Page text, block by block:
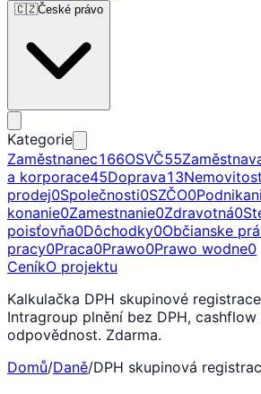
🇨🇿České právo
Kategorie
Zaměstnanec166OSVČ55
a korporace45Doprava13
prodej0Společnosti0SZČO0
konanie0Zamestnanie0Zdravotná0
poisťovňa0Dôchodky0Občianske
pracy0Praca0Prawo0Prawo wodne0
CeníkO projektu
Kalkulačka DPH skupinové
Intragroup plnění bez DPH,
odpovědnost. Zdarma.
Domů/Daně/DPH skupinová